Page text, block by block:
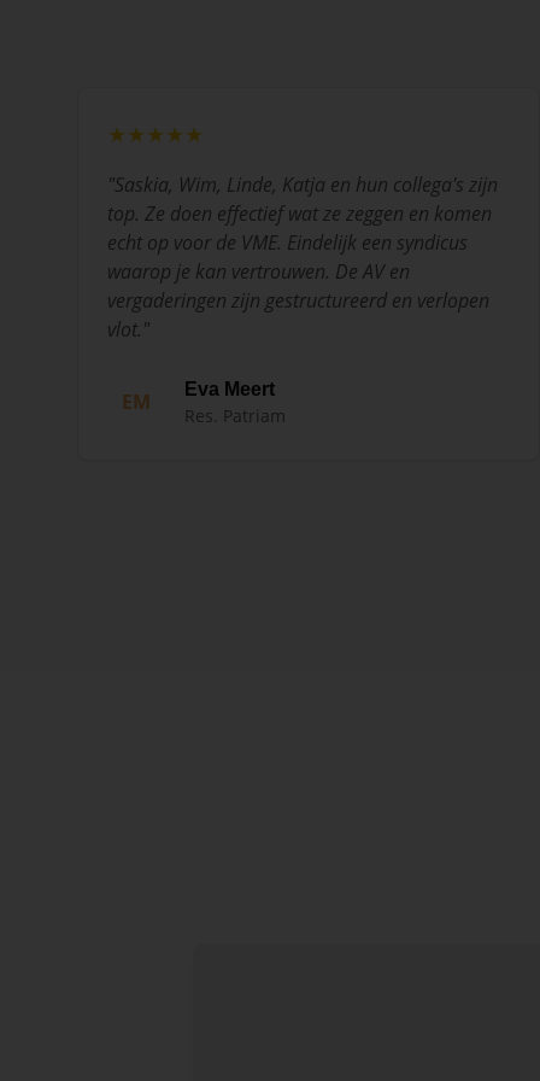
★★★★★
"Saskia, Wim, Linde, Katja en hun collega's zijn
top. Ze doen effectief wat ze zeggen en komen
echt op voor de VME. Eindelijk een syndicus
waarop je kan vertrouwen. De AV en
vergaderingen zijn gestructureerd en verlopen
vlot."
EM Eva Meert
Res. Patriam